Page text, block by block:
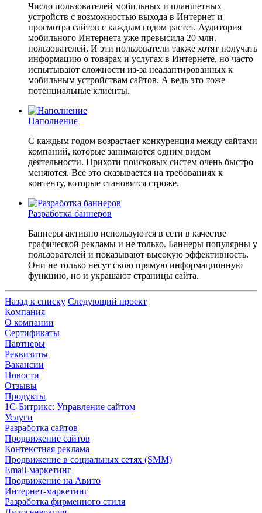
Число пользователей мобильных и планшетных
устройств с возможностью выхода в Интернет и
просмотра сайтов с каждым годом растет. Аудитория
мобильного Интернета уже превысила 20 млн.
пользователей. И эти пользователи также хотят получать
информацию о товарах и услугах в Интернете, но часто
испытывают сложности из-за неадаптированных к
мобильным устройствам сайтов. А ведь это тоже
потенциальные клиенты.
Наполнение
С каждым годом возрастает конкуренция между сайтами
компаний, которые занимаются одним видом
деятельности. Прихоти поисковых систем очень быстро
меняются. Все это сказывается на требованиях к
контенту, которые становятся строже.
Разработка баннеров
Баннеры активно используются в сети в качестве
графической рекламы и не только. Баннеры популярны у
пользователей и показывают высокую эффективность.
Они не только несут свою прямую информационную
функцию, но и украшают страницы сайта.
Назад к списку Следующий проект
Компания
О компании
Сертификаты
Партнеры
Реквизиты
Вакансии
Новости
Отзывы
Продукты
1С-Битрикс: Управление сайтом
Услуги
Разработка сайтов
Продвижение сайтов
Контекстная реклама
Продвижение в социальных сетях (SMM)
Email-маркетинг
Продвижение на Авито
Интернет-маркетинг
Разработка фирменного стиля